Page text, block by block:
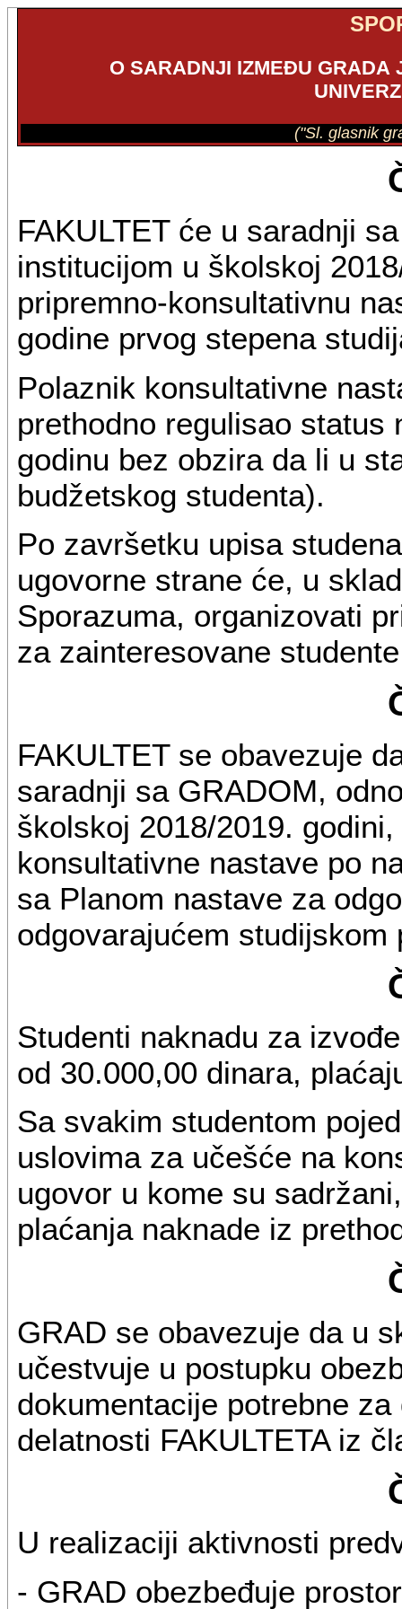
O SARADNJI IZMEĐU GRADА
("Sl. glasnik
FAKULTET će u saradnji
institucijom u školskoj
pripremno-konsultativnu
godine prvog stepena
Polaznik konsultativne
prethodno regulisao
godinu bez obzira da li u
budžetskog studenta).
Po završetku upisa
ugovorne strane će, u
Sporazuma, organizovati
za zainteresovane
FAKULTET se obavezuje
saradnji sa GRADOM,
školskoj 2018/2019.
konsultativne nastave po
sa Planom nastave za
odgovarajućem studijskom
Studenti naknadu za
od 30.000,00 dinara,
Sa svakim studentom
uslovima za učešće na
ugovor u kome su
plaćanja naknade iz
GRAD se obavezuje da u
učestvuje u postupku
dokumentacije potrebne
delatnosti FAKULTETA iz
U realizaciji aktivnosti
- GRAD obezbeđuje